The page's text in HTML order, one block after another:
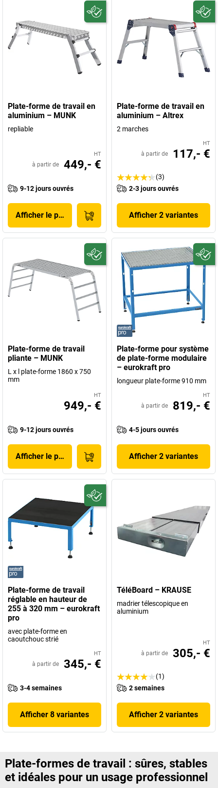
Plate-forme de travail en
aluminium – MUNK
repliable
HT
à partir de 449,- €
9-12 jours ouvrés
Afficher le produit
Plate-forme de travail en
aluminium – Altrex
2 marches
HT
à partir de 117,- €
(3)
2-3 jours ouvrés
Afficher 2 variantes
Plate-forme de travail
pliante – MUNK
L x l plate-forme 1860 x 750
mm
HT
949,- €
9-12 jours ouvrés
Afficher le produit
Plate-forme pour système
de plate-forme modulaire
– eurokraft pro
longueur plate-forme 910 mm
HT
à partir de 819,- €
4-5 jours ouvrés
Afficher 2 variantes
Plate-forme de travail
réglable en hauteur de
255 à 320 mm – eurokraft
pro
avec plate-forme en
caoutchouc strié
HT
à partir de 345,- €
3-4 semaines
Afficher 8 variantes
TéléBoard – KRAUSE
madrier télescopique en
aluminium
HT
à partir de 305,- €
(1)
2 semaines
Afficher 2 variantes
Plate-formes de travail : sûres, stables
et idéales pour un usage professionnel